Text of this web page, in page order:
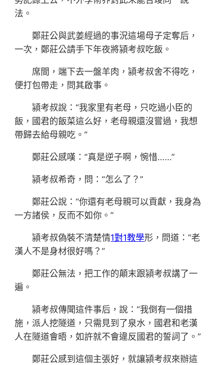
法。
鄭莊公與武姜經過的事況這場母子定奪后，
一次，鄭莊公請手下年夜將潁考叔吃飯。
席間，端下去一盤羊肉，潁考叔舍不得吃，
便打包帶走，問其啟事。
潁考叔說：“我家里有老母，只吃過小臣的
飯，國君的飯菜這么好，老母親還沒嘗過，我想
帶歸去給母親吃。”
鄭莊公感嘆：“真是逆子啊，惋惜……”
潁考叔希奇，問：“怎么了？”
鄭莊公說：“你還有老母親可以貢獻，我身為
一方諸侯，反而不如你。”
潁考叔偽裝不清楚情1對1教學形，問道：“老
漢人不是身材很好嗎？”
鄭莊公無法，把工作的顛末跟潁考叔講了一
遍。
潁考叔傳聞這件事后，說：“我倒有一個措
施，派人挖隧道，只需見到了泉水，國君和老漢
人在隧道會晤，如許就不會違反國君的誓詞了。”
鄭莊公感到這個主張好，就讓潁考叔來辦這